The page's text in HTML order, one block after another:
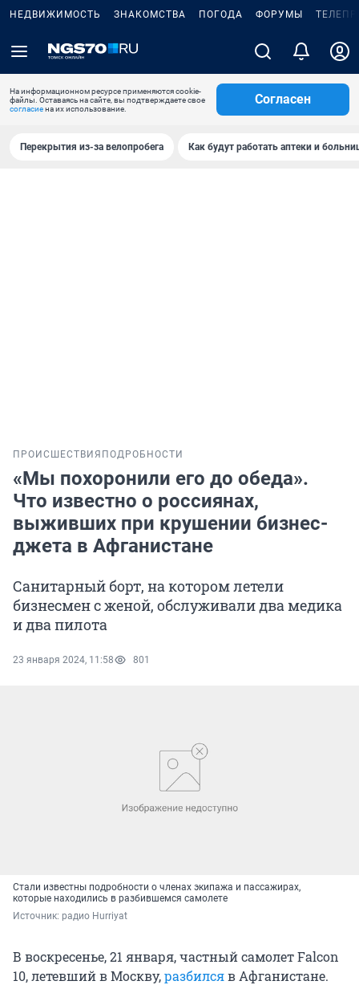
НЕДВИЖИМОСТЬ ЗНАКОМСТВА ПОГОДА ФОРУМЫ
На информационном ресурсе применяются cookie-
файлы. Оставаясь на сайте, вы подтверждаете свое
согласиена их использование.
Согласен
Перекрытия из-за велопробега Как будут работать аптеки и
ПРОИСШЕСТВИЯ ПОДРОБНОСТИ
«Мы похоронили его до обеда».
Что известно о россиянах,
выживших при крушении бизнес-
джета в Афганистане
Санитарный борт, на котором летели
бизнесмен с женой, обслуживали два медика
и два пилота
23 января 2024, 11:58 801
Стали известны подробности о членах экипажа и пассажирах,
которые находились в разбившемся самолете
Источник: радио Hurriyat
В воскресенье, 21 января, частный самолет Falcon
10, летевший в Москву,разбилсяв Афганистане.